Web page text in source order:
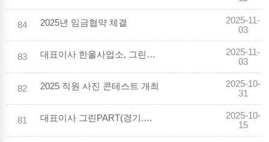
84 2025년 임금협약 체결
2025-11-
03
83 대표이사 한울사업소, 그린PART(강원권) 현장경영
2025-11-
03
82 2025 직원 사진 콘테스트 개최
2025-10-
31
81 대표이사 그린PART(경기.강원권) 현장경영
2025-10-
15